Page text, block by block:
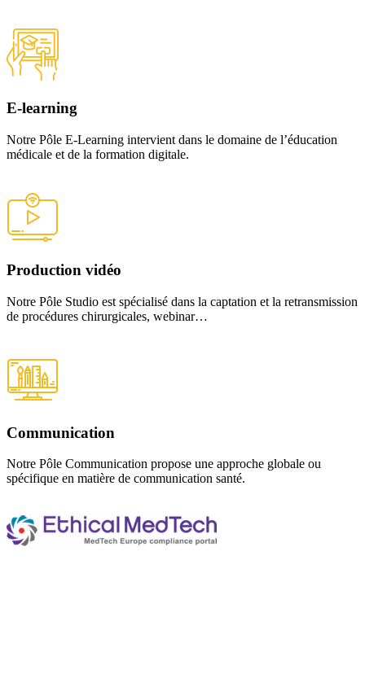
E-learning
Notre Pôle E-Learning intervient dans le domaine de l’éducation
médicale et de la formation digitale.
Production vidéo
Notre Pôle Studio est spécialisé dans la captation et la retransmission
de procédures chirurgicales, webinar…
Communication
Notre Pôle Communication propose une approche globale ou
spécifique en matière de communication santé.